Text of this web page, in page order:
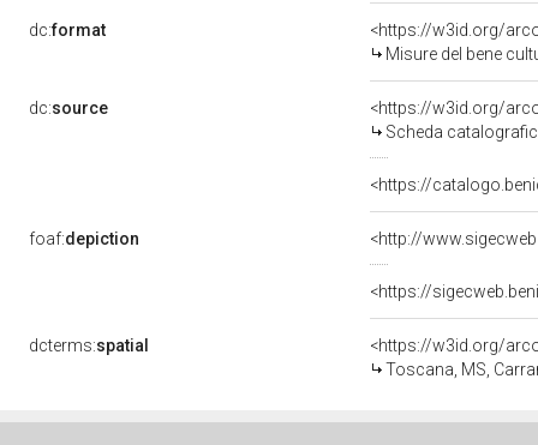
dc:format
<https://w3id.org/
Misure del bene
dc:source
<https://w3id.org/
Scheda
<https://
foaf:depiction <http://
<https://
dcterms:spatial
<https://w3id.org/
Toscana, MS,